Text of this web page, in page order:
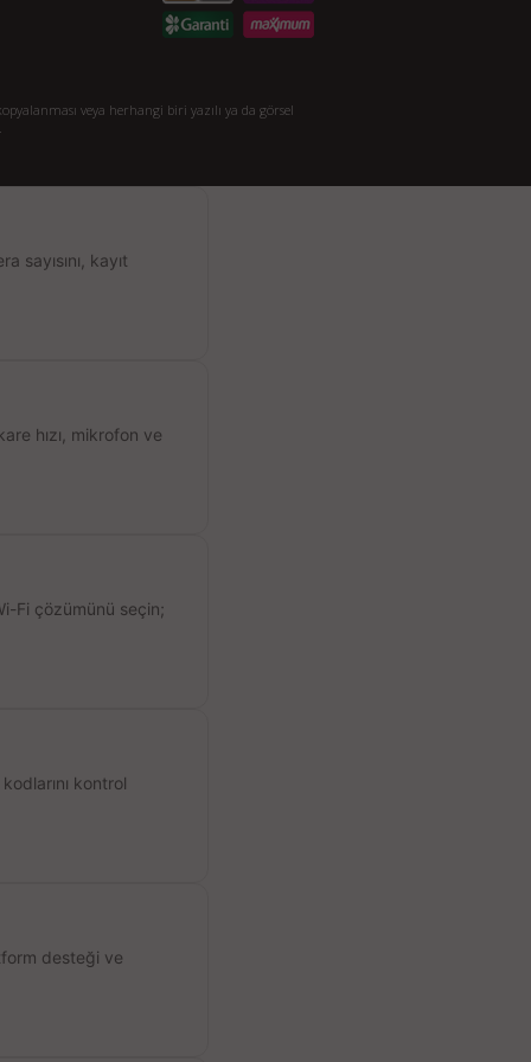
veya herhangi biri yazılı ya da görsel
kayıt
hızı, mikrofon ve
Fi çözümünü seçin;
kontrol
desteği ve